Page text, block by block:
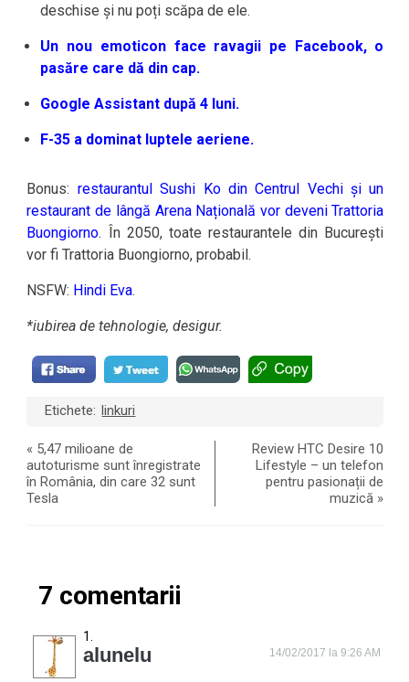
deschise și nu poți scăpa de ele.
Un nou emoticon face ravagii pe Facebook, o
pasăre care dă din cap.
Google Assistant după 4 luni.
F-35 a dominat luptele aeriene.
Bonus: restaurantul Sushi Ko din Centrul Vechi și un
restaurant de lângă Arena Națională vor deveni Trattoria
Buongiorno. În 2050, toate restaurantele din București
vor fi Trattoria Buongiorno, probabil.
NSFW: Hindi Eva.
*iubirea de tehnologie, desigur.
Etichete: linkuri
« 5,47 milioane de
autoturisme sunt înregistrate
în România, din care 32 sunt
Tesla
Review HTC Desire 10
Lifestyle – un telefon
pentru pasionații de
muzică »
7 comentarii
alunelu 14/02/2017 la 9:26 AM